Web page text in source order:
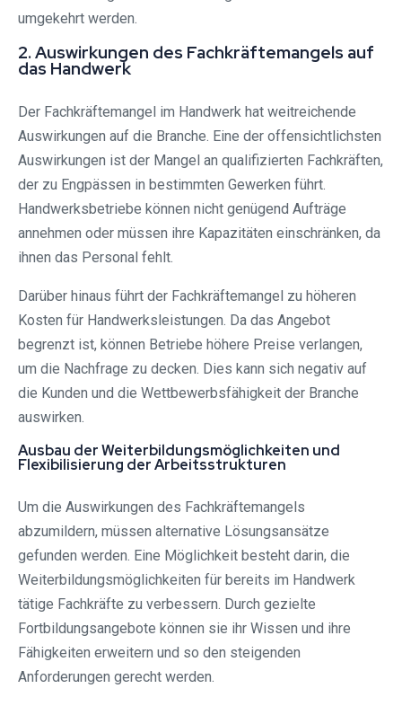
umgekehrt werden.
2. Auswirkungen des Fachkräftemangels auf
das Handwerk
Der Fachkräftemangel im Handwerk hat weitreichende
Auswirkungen auf die Branche. Eine der offensichtlichsten
Auswirkungen ist der Mangel an qualifizierten Fachkräften,
der zu Engpässen in bestimmten Gewerken führt.
Handwerksbetriebe können nicht genügend Aufträge
annehmen oder müssen ihre Kapazitäten einschränken, da
ihnen das Personal fehlt.
Darüber hinaus führt der Fachkräftemangel zu höheren
Kosten für Handwerksleistungen. Da das Angebot
begrenzt ist, können Betriebe höhere Preise verlangen,
um die Nachfrage zu decken. Dies kann sich negativ auf
die Kunden und die Wettbewerbsfähigkeit der Branche
auswirken.
Ausbau der Weiterbildungsmöglichkeiten und
Flexibilisierung der Arbeitsstrukturen
Um die Auswirkungen des Fachkräftemangels
abzumildern, müssen alternative Lösungsansätze
gefunden werden. Eine Möglichkeit besteht darin, die
Weiterbildungsmöglichkeiten für bereits im Handwerk
tätige Fachkräfte zu verbessern. Durch gezielte
Fortbildungsangebote können sie ihr Wissen und ihre
Fähigkeiten erweitern und so den steigenden
Anforderungen gerecht werden.